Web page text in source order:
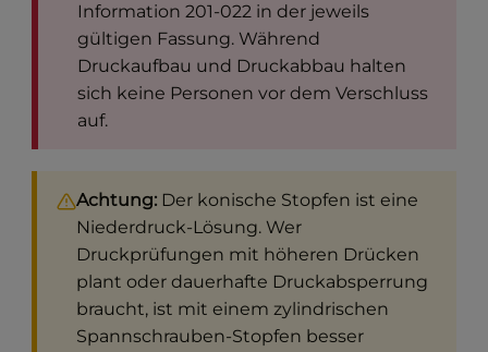
Information 201-022 in der jeweils
gültigen Fassung. Während
Druckaufbau und Druckabbau halten
sich keine Personen vor dem Verschluss
auf.
Achtung: Der konische Stopfen ist eine
Niederdruck-Lösung. Wer
Druckprüfungen mit höheren Drücken
plant oder dauerhafte Druckabsperrung
braucht, ist mit einem zylindrischen
Spannschrauben-Stopfen besser